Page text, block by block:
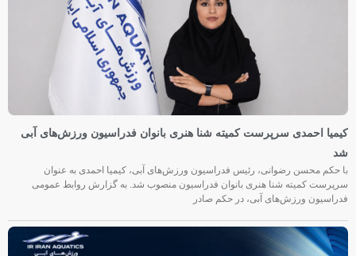
کیمیا احمدی سرپرست کمیته شنا هنری بانوان فدراسیون ورزش‌های آبی
شد
با حکم محسن رضوانی، رئیس فدراسیون ورزش‌های آبی، کیمیا احمدی به عنوان
سرپرست کمیته شنا هنری بانوان فدراسیون منصوب شد. به گزارش روابط عمومی
فدراسیون ورزش‌های آبی، در حکم صادر